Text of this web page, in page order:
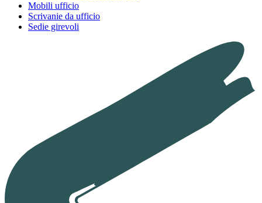
Mobili ufficio
Scrivanie da ufficio
Sedie girevoli